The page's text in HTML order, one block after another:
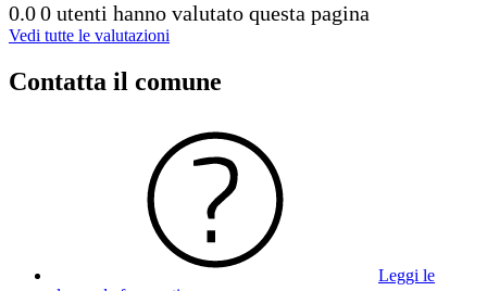
0.00 utenti hanno valutato questa pagina
Vedi tutte le valutazioni
Contatta il comune
Leggi le